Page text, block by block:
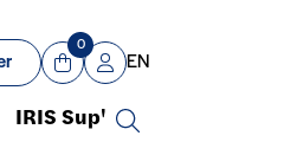
Panier
0
Mon compte
EN
IRIS Sup'
Recherche